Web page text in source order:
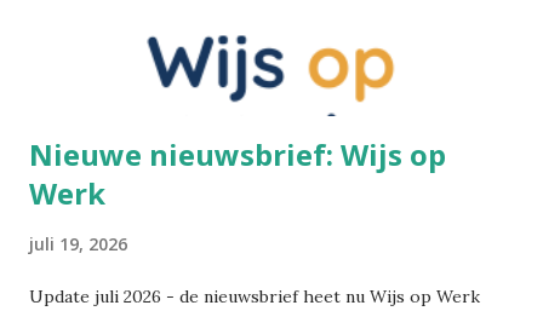
Nieuwe nieuwsbrief: Wijs op
Werk
juli 19, 2026
Update juli 2026 - de nieuwsbrief heet nu Wijs op Werk